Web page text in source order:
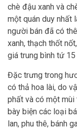
chè đậu xanh và
một quán duy nhất
người bán đã có
xanh, thạch thốt
giá trung bình tứ
Đặc trưng trong
có thả hoa lài, do
phất và có một mùi
bày biện các loại
lan, phu thê, bánh